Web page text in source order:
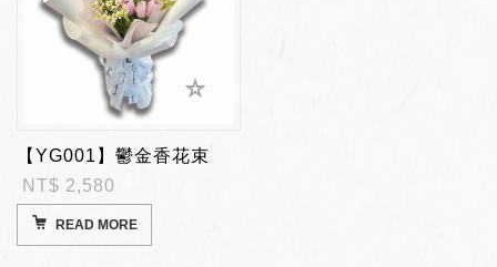
【YG001】鬱金香花束
NT$ 2,580
READ MORE